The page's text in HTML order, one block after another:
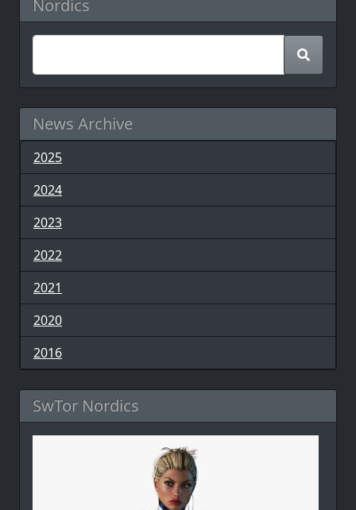
Nordics
News Archive
2025
2024
2023
2022
2021
2020
2016
SwTor Nordics